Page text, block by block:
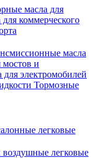
масла для
коммерческого
масла
мостов и
электромобилей
Тормозные
легковые
легковые